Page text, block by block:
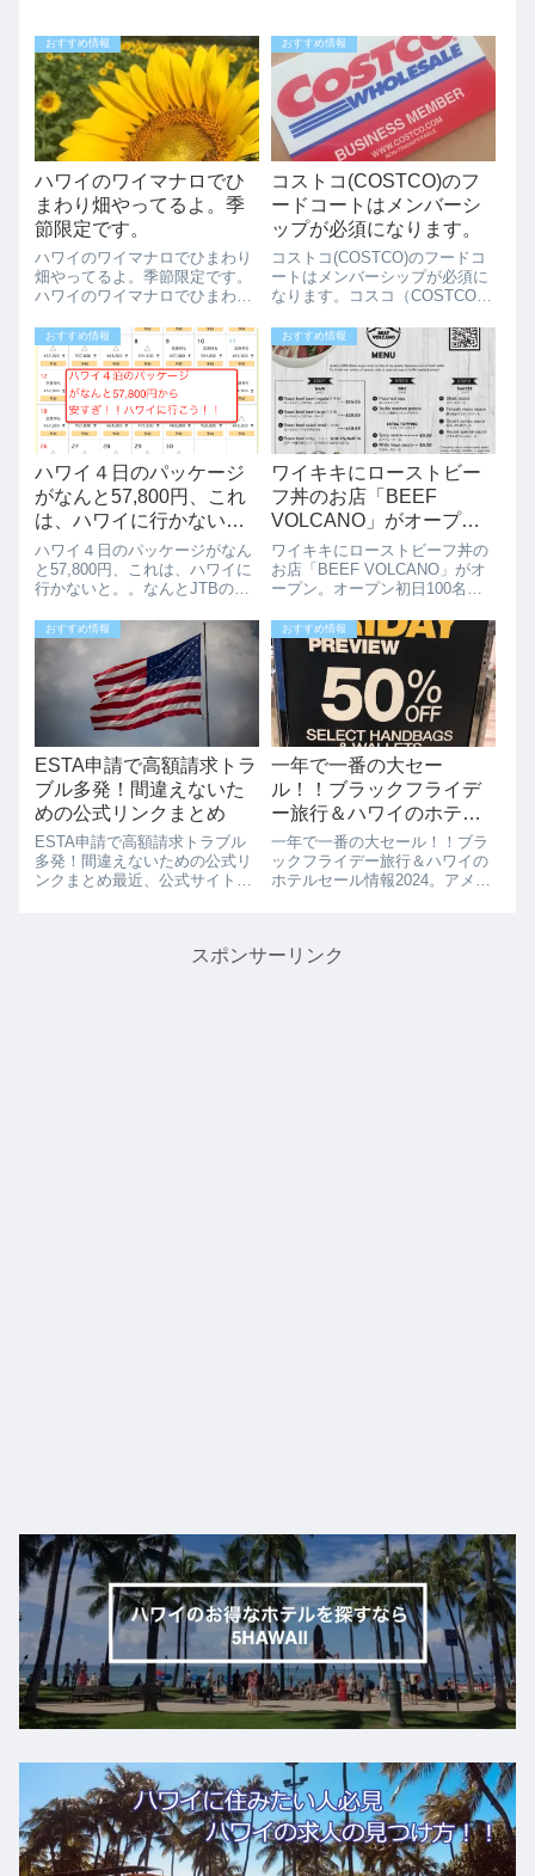
おすすめ情報
ハワイのワイマナロでひ
まわり畑やってるよ。季
節限定です。
ハワイのワイマナロでひまわり
畑やってるよ。季節限定です。
ハワイのワイマナロでひまわり
ます。ひまわり好きな人はもち
ろん、インスタ映えしたい写真
を撮りたい人も是非行ってみて
欲しい場所です。季節限定（7
月4日から14日...
おすすめ情報
コストコ(COSTCO)のフ
ードコートはメンバーシ
ップが必須になります。
コストコ(COSTCO)のフードコ
ートはメンバーシップが必須に
なります。コスコ（COSTCO）
いともいます。なんといっても
安いコスコのフードコートの食
べ物たち、ホットドック＆ジュ
ースで1.5ドル。物価の高いハワ
イ...
おすすめ情報
ハワイ４日のパッケージ
がなんと57,800円、これ
は、ハワイに行かない
と。。
ハワイ４日のパッケージがなん
と57,800円、これは、ハワイに
行かないと。。なんとJTBのホ
これは安すぎないですか？さら
に、JTBクジラバス・トロリー
に滞在中乗り放題なんて嬉しす
ぎ。ホテルは、ワイキキサン
おすすめ情報
ワイキキにローストビー
フ丼のお店「BEEF
VOLCANO」がオープ
ン。オープン初日100名様
無料
ワイキキにローストビーフ丼の
お店「BEEF VOLCANO」がオ
ープン。オープン初日100名様
ローストビーフ丼のお店
「BEEF VOLCANO」が12/18に
オープンします。なんとオープ
ン初日12/18は先着10...
おすすめ情報
ESTA申請で高額請求トラ
ブル多発！間違えないた
めの公式リンクまとめ
ESTA申請で高額請求トラブル
多発！間違えないための公式リ
ンクまとめ最近、公式サイトじ
メリカ大使館ビザ課も注意喚起
おすすめ情報
一年で一番の大セー
ル！！ブラックフライデ
ー旅行＆ハワイのホテル
セール情報2024。
一年で一番の大セール！！ブラ
ックフライデー旅行＆ハワイの
ホテルセール情報2024。アメリ
デー（英語: Black Friday）と
スポンサーリンク